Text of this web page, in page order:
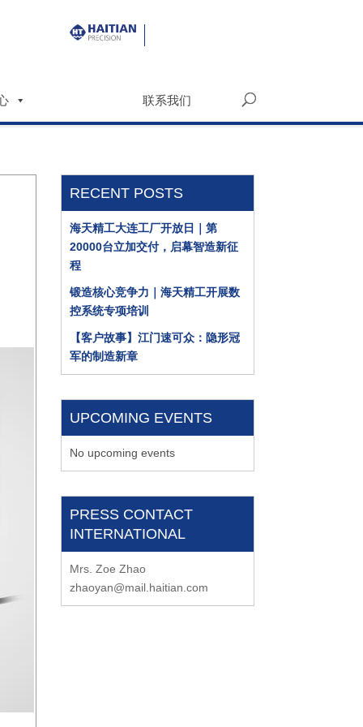
联系我们
RECENT POSTS
海天精工大连工厂开放日｜第
20000台立加交付，启幕智造新征
程
锻造核心竞争力｜海天精工开展数
控系统专项培训
【客户故事】江门速可众：隐形冠
军的制造新章
UPCOMING EVENTS
No upcoming events
PRESS CONTACT
INTERNATIONAL
Mrs. Zoe Zhao
zhaoyan@mail.haitian.com